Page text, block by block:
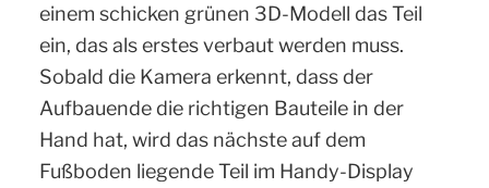
einem schicken grünen 3D-Modell das Teil
ein, das als erstes verbaut werden muss.
Sobald die Kamera erkennt, dass der
Aufbauende die richtigen Bauteile in der
Hand hat, wird das nächste auf dem
Fußboden liegende Teil im Handy-Display